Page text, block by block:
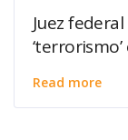
Juez
Read more